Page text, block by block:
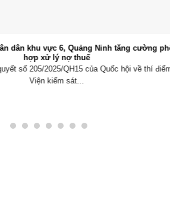
khu vực 6, Quảng Ninh tăng cường phối
hợp xử lý nợ thuế
205/2025/QH15 của Quốc hội về thí điểm
Viện kiểm sát...